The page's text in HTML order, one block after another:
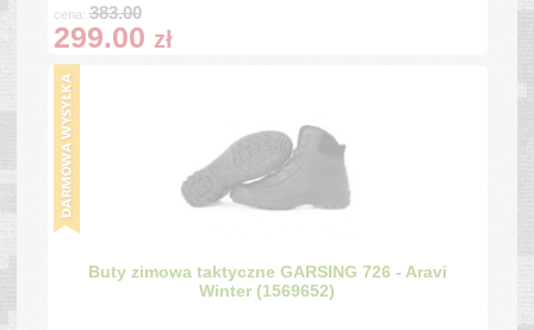
cena:383.00
299.00 zł
Buty zimowa taktyczne GARSING 726 - Aravi
Winter (1569652)